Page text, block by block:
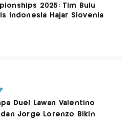
2025: Tim Bulu
Indonesia Hajar Slovenia
Duel Lawan Valentino
dan Jorge Lorenzo Bikin